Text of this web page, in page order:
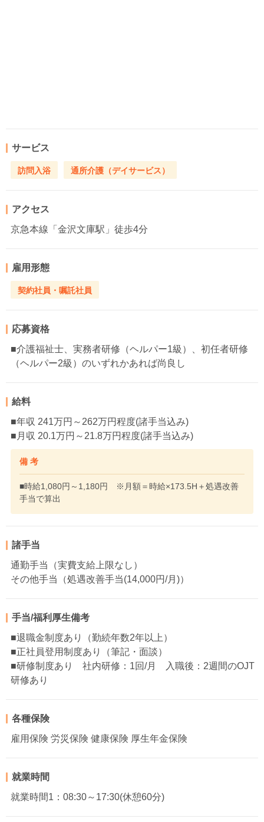
サービス
訪問入浴 通所介護（デイサービス）
アクセス
京急本線「金沢文庫駅」徒歩4分
雇用形態
契約社員・嘱託社員
応募資格
■介護福祉士、実務者研修（ヘルパー1級）、初任者研修
（ヘルパー2級）のいずれかあれば尚良し
給料
■年収 241万円～262万円程度(諸手当込み)
■月収 20.1万円～21.8万円程度(諸手当込み)
備 考
■時給1,080円～1,180円 ※月額＝時給×173.5H＋処遇改善
手当で算出
諸手当
通勤手当（実費支給上限なし）
その他手当（処遇改善手当(14,000円/月)）
手当/福利厚生備考
■退職金制度あり（勤続年数2年以上）
■正社員登用制度あり（筆記・面談）
■研修制度あり 社内研修：1回/月 入職後：2週間のOJT
研修あり
各種保険
雇用保険 労災保険 健康保険 厚生年金保険
就業時間
就業時間1：08:30～17:30(休憩60分)